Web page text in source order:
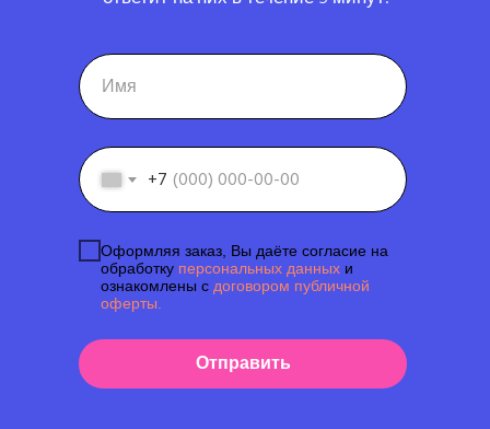
+7
Оформляя заказ, Вы даёте согласие на
обработку персональных данных и
ознакомлены с договором публичной
оферты.
Отправить